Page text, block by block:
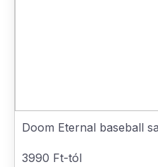
Doom Eternal baseball
3990 Ft-tól